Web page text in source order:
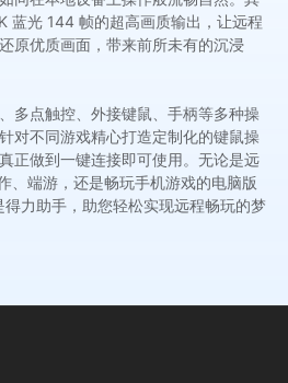
蓝光 144 帧的超高画质输出，让远程
原优质画面，带来前所未有的沉浸
多点触控、外接键鼠、手柄等多种操
对不同游戏精心打造定制化的键鼠操
正做到一键连接即可使用。无论是远
、端游，还是畅玩手机游戏的电脑版
力助手，助您轻松实现远程畅玩的梦